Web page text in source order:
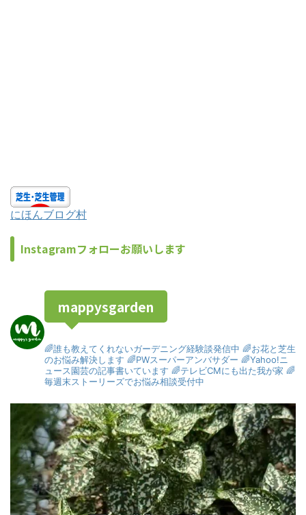
にほんブログ村
Instagramフォローお願いします
mappysgarden
🌈誰も教えてくれないガーデニング経験談発信中 🌈お花と芝生
のお悩み解決します 🌈PWスーパーアンバサダー 🌈Yahoo!ニ
ュース園芸の記事書いています 🌈テレビCMにも出た我が家 🌈
毎週末ストーリーズでお悩み相談受付中